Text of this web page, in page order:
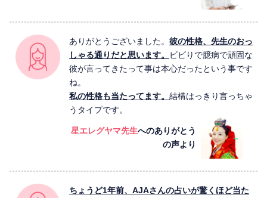
ありがとうございました。 彼の性格、先生のおっ
しゃる通りだと思います。
ビビりで臆病で頑固な
彼が言ってきたって事は本心だったという事です
ね。
私の性格も当たってます。 結構はっきり言っちゃ
うタイプです。
星エレグヤマ先生へのありがとう
の声より
ちょうど1年前、AJAさんの占いが驚くほど当た